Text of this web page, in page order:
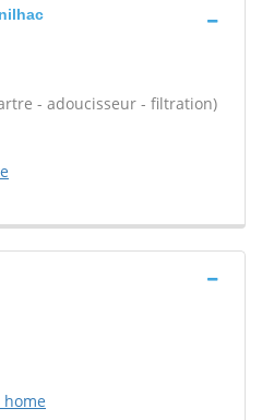
- adoucisseur - filtration)
home